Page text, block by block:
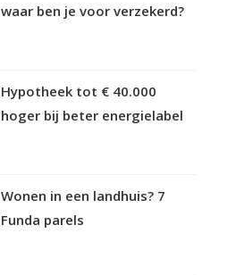
waar ben je voor verzekerd?
Hypotheek tot € 40.000
hoger bij beter energielabel
Wonen in een landhuis? 7
Funda parels